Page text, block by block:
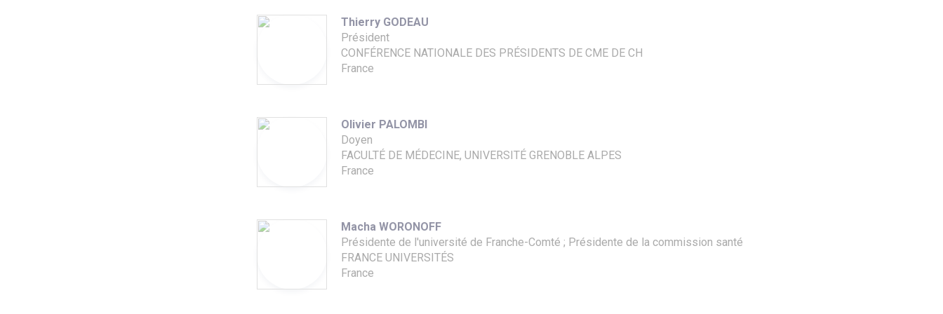
Thierry GODEAU
Président
CONFÉRENCE NATIONALE DES PRÉSIDENTS DE CME DE CH
France
Olivier PALOMBI
Doyen
FACULTÉ DE MÉDECINE, UNIVERSITÉ GRENOBLE ALPES
France
Macha WORONOFF
Présidente de l'université de Franche-Comté ; Présidente de la commission santé
FRANCE UNIVERSITÉS
France